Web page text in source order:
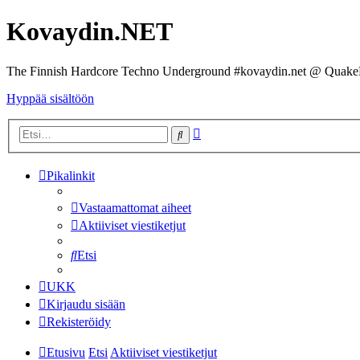
Kovaydin.NET
The Finnish Hardcore Techno Underground #kovaydin.net @
Hyppää sisältöön
Etsi
Pikalinkit
Vastaamattomat aiheet
Aktiiviset viestiketjut
Etsi
UKK
Kirjaudu sisään
Rekisteröidy
Etusivu EtsiAktiiviset viestiketjut